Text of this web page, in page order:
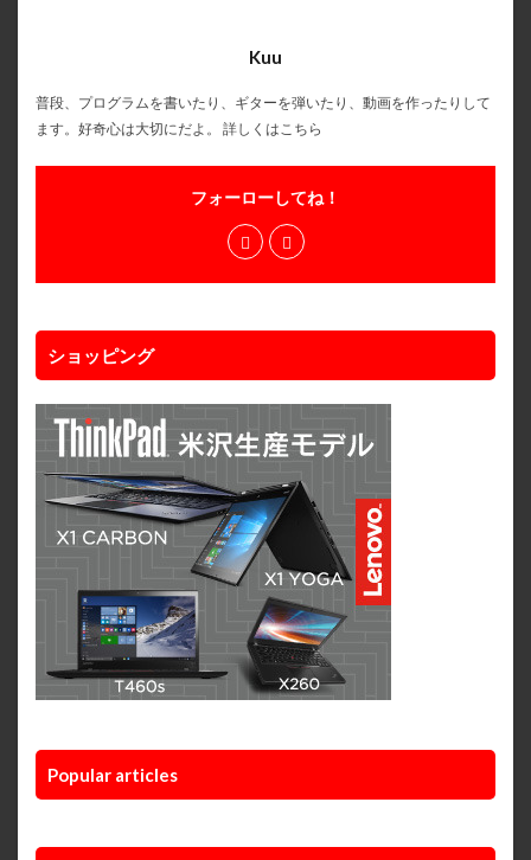
Kuu
普段、プログラムを書いたり、ギターを弾いたり、動画を作ったりして
ます。好奇心は大切にだよ。 詳しくはこちら
フォーローしてね！
ショッピング
Popular articles